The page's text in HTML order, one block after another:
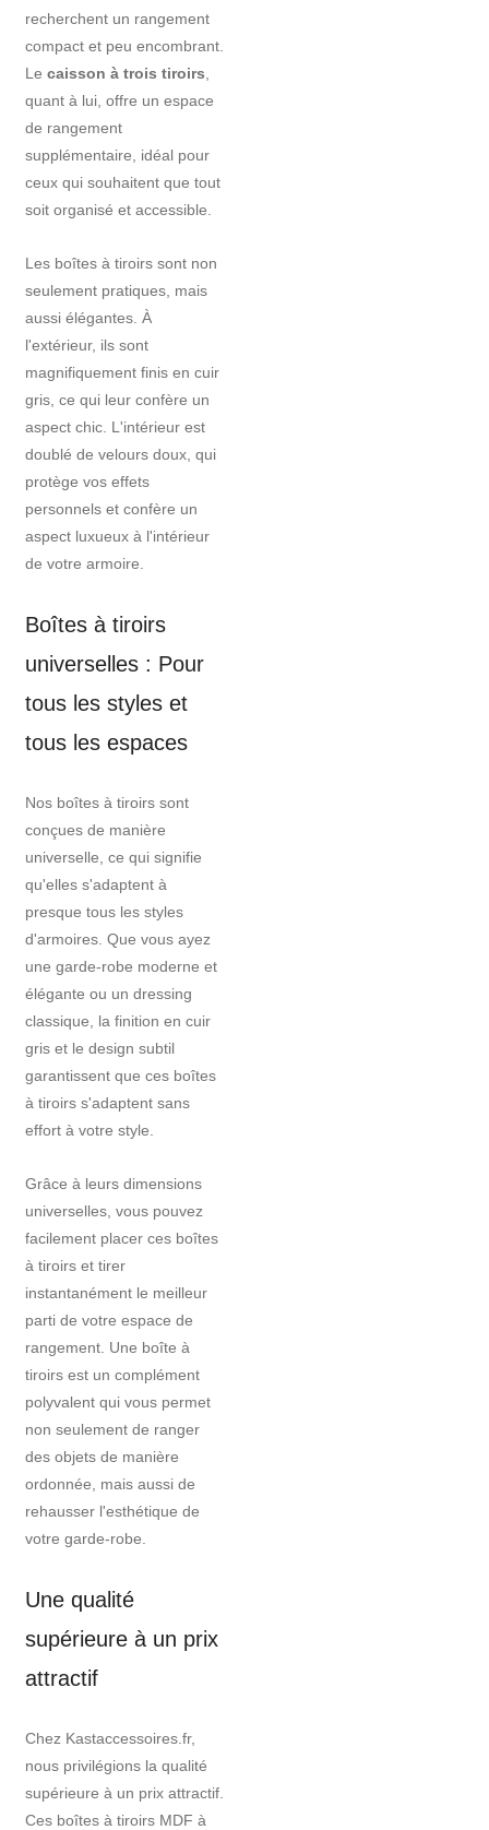
recherchent un rangement
compact et peu encombrant.
Le caisson à trois tiroirs
quant à lui, offre un espace
de rangement
supplémentaire, idéal pour
ceux qui souhaitent que tout
soit organisé et accessible.
Les boîtes à tiroirs sont non
seulement pratiques, mais
aussi élégantes. À
l'extérieur, ils sont
magnifiquement finis en cuir
gris, ce qui leur confère un
aspect chic. L'intérieur est
doublé de velours doux, qui
protège vos effets
personnels et confère un
aspect luxueux à l'intérieur
de votre armoire.
Boîtes à tiroirs
universelles : Pour
tous les styles et
tous les espaces
Nos boîtes à tiroirs sont
conçues de manière
universelle, ce qui signifie
qu'elles s'adaptent à
presque tous les styles
d'armoires. Que vous ayez
une garde-robe moderne et
élégante ou un dressing
classique, la finition en cuir
gris et le design subtil
garantissent que ces boîtes
à tiroirs s'adaptent sans
effort à votre style.
Grâce à leurs dimensions
universelles, vous pouvez
facilement placer ces boîtes
à tiroirs et tirer
instantanément le meilleur
parti de votre espace de
rangement. Une boîte à
tiroirs est un complément
polyvalent qui vous permet
non seulement de ranger
des objets de manière
ordonnée, mais aussi de
rehausser l'esthétique de
votre garde-robe.
Une qualité
supérieure à un prix
attractif
Chez Kastaccessoires.fr,
nous privilégions la qualité
supérieure à un prix attractif.
Ces boîtes à tiroirs MDF à